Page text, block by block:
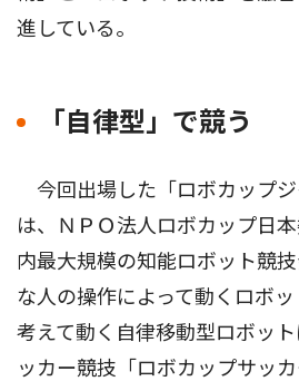
進している。
「自律型」で競う
今回出場した「ロボカップジ
は、ＮＰＯ法人ロボカップ日
内最大規模の知能ロボット競
な人の操作によって動くロボ
考えて動く自律移動型ロボッ
ッカー競技「ロボカップサッ